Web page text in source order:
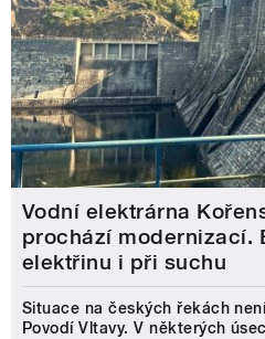
Vodní elektrárna
prochází modernizací.
elektřinu i při suchu
Situace na českých řekách
Povodí Vltavy. V některých